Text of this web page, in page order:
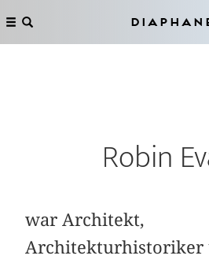
Robin
war Architekt,
Architekturhistoriker